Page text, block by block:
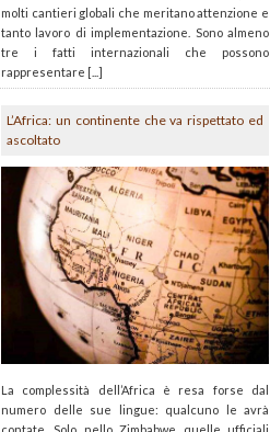
molti cantieri globali che meritano attenzione e
tanto lavoro di implementazione. Sono almeno
tre i fatti internazionali che possono
rappresentare [...]
L’Africa: un continente che va rispettato ed
ascoltato
La complessità dell’Africa è resa forse dal
numero delle sue lingue: qualcuno le avrà